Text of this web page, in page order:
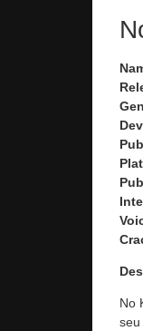
No
seu